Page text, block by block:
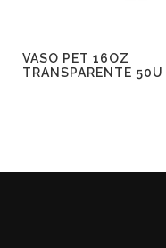
VASO PET 16OZ
TRANSPARENTE 50U